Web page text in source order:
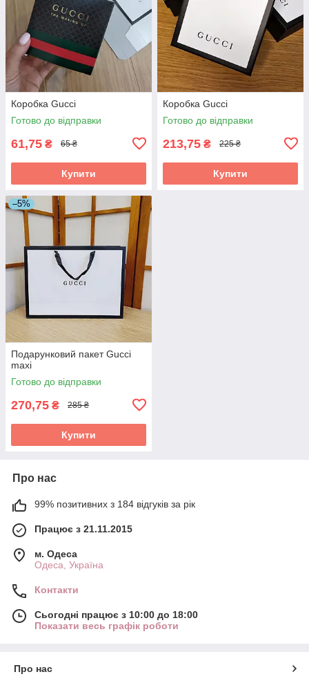
Коробка Gucci
Готово до відправки
61,75 ₴ 65 ₴
Купити
Коробка Gucci
Готово до відправки
213,75 ₴ 225 ₴
Купити
–5%
Подарунковий пакет Guccі
maxi
Готово до відправки
270,75 ₴ 285 ₴
Купити
Про нас
99% позитивних з 184 відгуків за рік
Працює з 21.11.2015
м. Одеса
Одеса, Україна
Контакти
Сьогодні працює з 10:00 до 18:00
Показати весь графік роботи
Про нас